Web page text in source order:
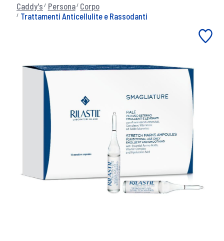
Caddy's Persona Corpo
Trattamenti Anticellulite e Rassodanti